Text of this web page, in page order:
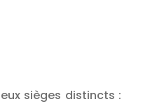
sièges distincts :